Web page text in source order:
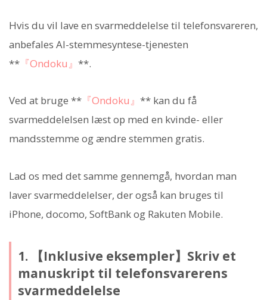
Hvis du vil lave en svarmeddelelse til telefonsvareren,
anbefales AI-stemmesyntese-tjenesten
** 『Ondoku』 **.
Ved at bruge ** 『Ondoku』 ** kan du få
svarmeddelelsen læst op med en kvinde- eller
mandsstemme og ændre stemmen gratis.
Lad os med det samme gennemgå, hvordan man
laver svarmeddelelser, der også kan bruges til
iPhone, docomo, SoftBank og Rakuten Mobile.
1. 【Inklusive eksempler】Skriv et
manuskript til telefonsvarerens
svarmeddelelse